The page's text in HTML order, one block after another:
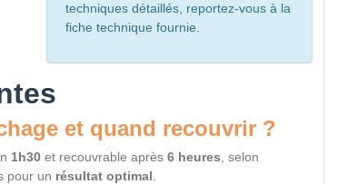
techniques détaillés, reportez-vous à la
fiche technique fournie.
et quand recouvrir ?
1h30 et recouvrable après 6 heures , selon
pour un résultat optimal